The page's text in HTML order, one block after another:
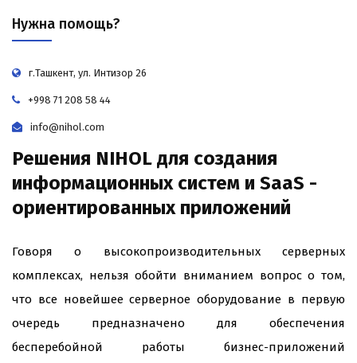
Нужна помощь?
г.Ташкент, ул. Интизор 26
+998 71 208 58 44
info@nihol.com
Решения NIHOL для создания
информационных систем и SaaS -
ориентированных приложений
Говоря о высокопроизводительных серверных
комплексах, нельзя обойти вниманием вопрос о том,
что все новейшее серверное оборудование в первую
очередь предназначено для обеспечения
бесперебойной работы бизнес-приложений